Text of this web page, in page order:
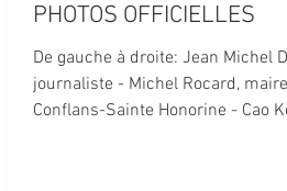
PHOTOS OFFICIELLES
De gauche à droite: Jean Michel
journaliste - Michel Rocard,
Conflans-Sainte Honorine - Cao